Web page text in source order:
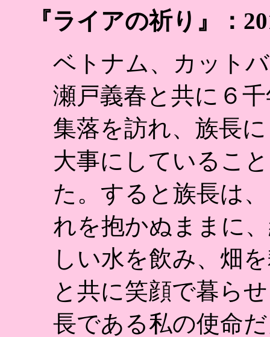
『ライアの祈り』：
ベトナム、カット
瀬戸義春と共に６
集落を訪れ、族長
大事にしているこ
た。すると族長は
れを抱かぬままに
しい水を飲み、畑
と共に笑顔で暮ら
長である私の使命